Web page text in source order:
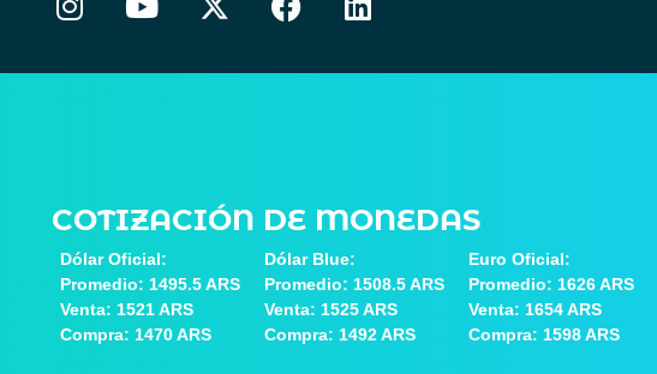
COTIZACIÓN DE MONEDAS
Dólar Oficial:
Promedio: 1495.5 ARS
Venta: 1521 ARS
Compra: 1470 ARS
Dólar Blue:
Promedio: 1508.5 ARS
Venta: 1525 ARS
Compra: 1492 ARS
Euro Oficial:
Promedio: 1626 ARS
Venta: 1654 ARS
Compra: 1598 ARS